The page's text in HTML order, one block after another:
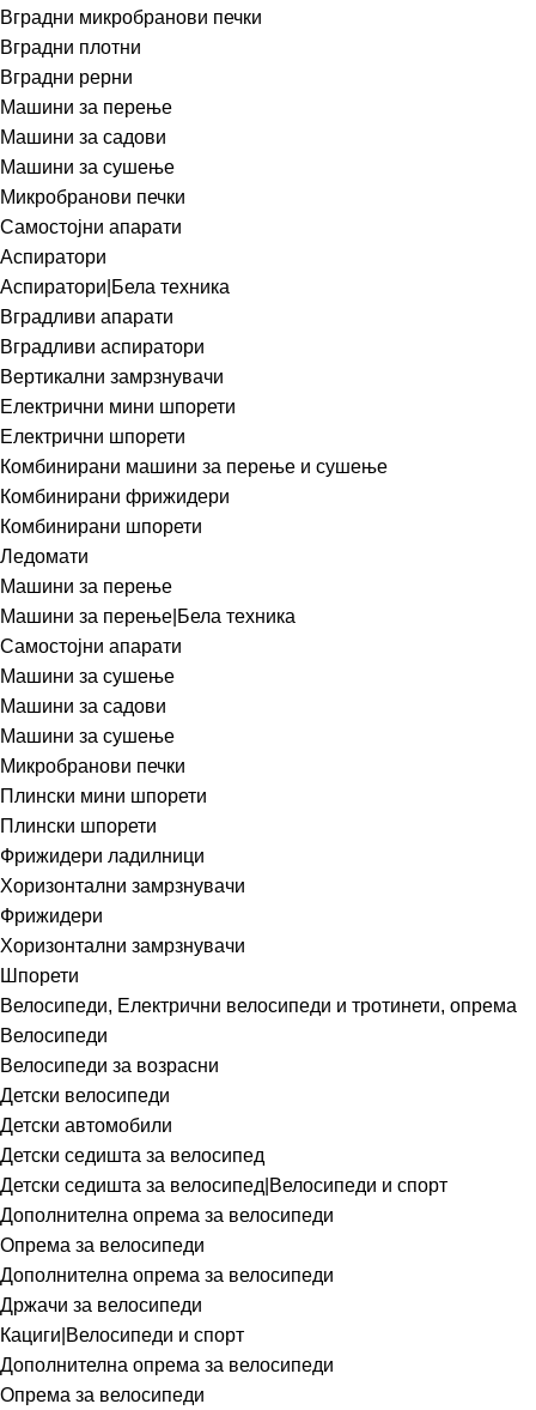
Вградни микробранови печки
Вградни плотни
Вградни рерни
Машини за перење
Машини за садови
Машини за сушење
Микробранови печки
Самостојни апарати
Аспиратори
Аспиратори|Бела техника
Вградливи апарати
Вградливи аспиратори
Вертикални замрзнувачи
Електрични мини шпорети
Електрични шпорети
Комбинирани машини за перење и сушење
Комбинирани фрижидери
Комбинирани шпорети
Ледомати
Машини за перење
Машини за перење|Бела техника
Самостојни апарати
Машини за сушење
Машини за садови
Машини за сушење
Микробранови печки
Плински мини шпорети
Плински шпорети
Фрижидери ладилници
Хоризонтални замрзнувачи
Фрижидери
Хоризонтални замрзнувачи
Шпорети
Велосипеди, Електрични велосипеди и тротинети, опрема
Велосипеди
Велосипеди за возрасни
Детски велосипеди
Детски автомобили
Детски седишта за велосипед
Детски седишта за велосипед|Велосипеди и спорт
Дополнителна опрема за велосипеди
Опрема за велосипеди
Дополнителна опрема за велосипеди
Држачи за велосипеди
Кациги|Велосипеди и спорт
Дополнителна опрема за велосипеди
Опрема за велосипеди